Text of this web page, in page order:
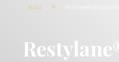
Acasă 9